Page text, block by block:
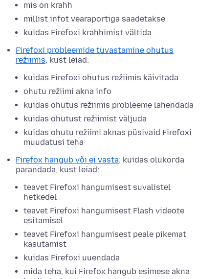
mis on krahh
millist infot vearaportiga saadetakse
kuidas Firefoxi krahhimist vältida
Firefoxi probleemide tuvastamine ohutus
režiimis, kust leiad:
kuidas Firefoxi ohutus režiimis käivitada
ohutu režiimi akna info
kuidas ohutus režiimis probleeme lahendada
kuidas ohutust režiimist väljuda
kuidas ohutu režiimi aknas püsivaid Firefoxi
muudatusi teha
Firefox hangub või ei vasta: kuidas olukorda
parandada, kust leiad:
teavet Firefoxi hangumisest suvalistel
hetkedel
teavet Firefoxi hangumisest Flash videote
esitamisel
teavet Firefoxi hangumisest peale pikemat
kasutamist
kuidas Firefoxi uuendada
mida teha, kui Firefox hangub esimese akna